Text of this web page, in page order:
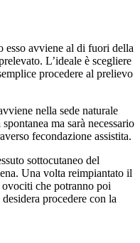
esso avviene al di fuori della
L’ideale è scegliere
procedere al prelievo
nella sede naturale
ma sarà necessario
fecondazione assistita.
sottocutaneo del
Una volta reimpiantato il
che potranno poi
procedere con la